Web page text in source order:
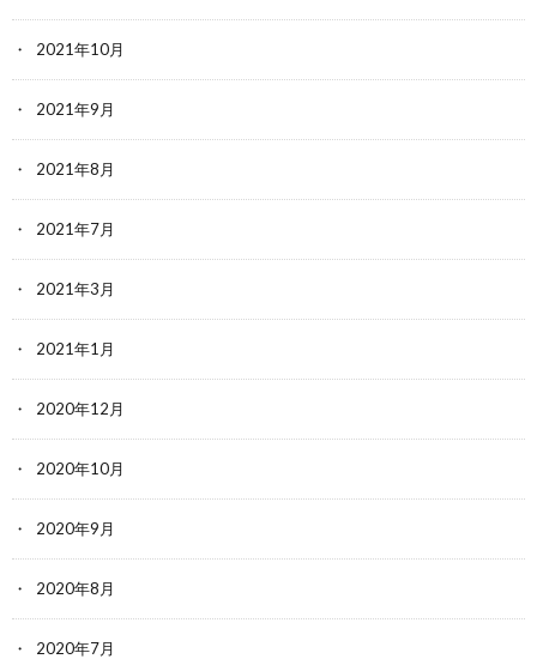
2021年10月
2021年9月
2021年8月
2021年7月
2021年3月
2021年1月
2020年12月
2020年10月
2020年9月
2020年8月
2020年7月